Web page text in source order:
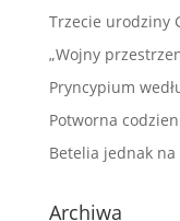
Trzecie urodziny
„Wojny
Pryncypium
Potworna
Betelia jednak na
Archiwa